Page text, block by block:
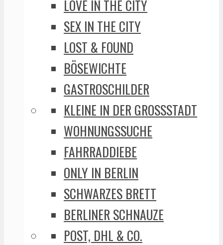
LOVE IN THE CITY
SEX IN THE CITY
LOST & FOUND
BÖSEWICHTE
GASTROSCHILDER
KLEINE IN DER GROSSSTADT
WOHNUNGSSUCHE
FAHRRADDIEBE
ONLY IN BERLIN
SCHWARZES BRETT
BERLINER SCHNAUZE
POST, DHL & CO.